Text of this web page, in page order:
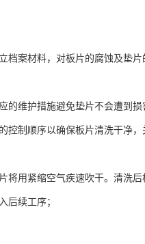
案材料，对板片的腐蚀及垫
维护措施避免垫片不会遭到损
控制顺序以确保板片清洗干净
用紧缩空气疾速吹干。清洗后
后续工序；